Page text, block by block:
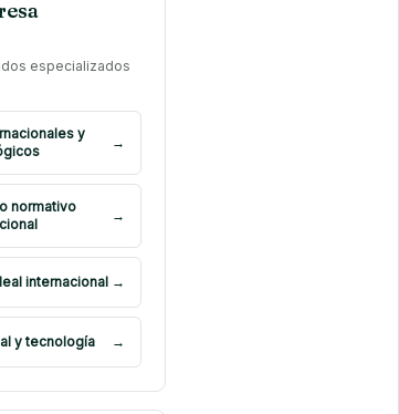
especializados
y
→
normativo
→
internacional →
y tecnología →